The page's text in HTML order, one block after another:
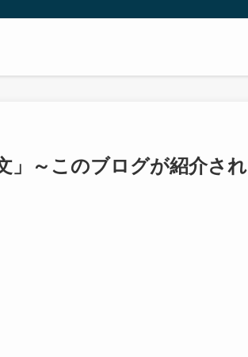
」～このブログが紹介され